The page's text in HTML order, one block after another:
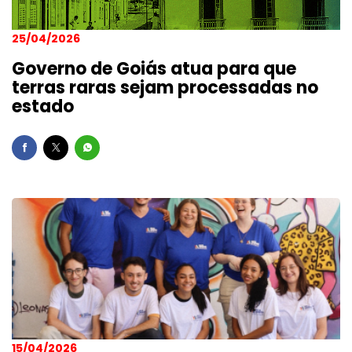
25/04/2026
Governo de Goiás atua para que
terras raras sejam processadas no
estado
15/04/2026